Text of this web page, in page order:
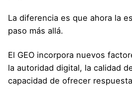
La diferencia es que ahora la
paso más allá.
El GEO incorpora nuevos
la autoridad digital, la calidad
capacidad de ofrecer